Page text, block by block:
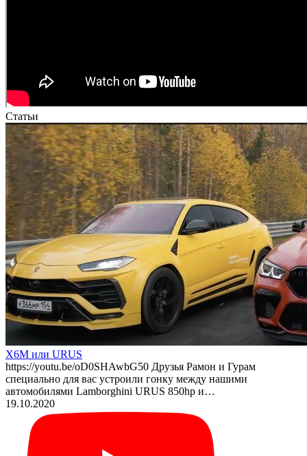
Статьи
X6M или URUS
https://youtu.be/oD0SHAwbG50 Друзья Рамон и Гурам
специально для вас устроили гонку между нашими
автомобилями Lamborghini URUS 850hp и…
19.10.2020